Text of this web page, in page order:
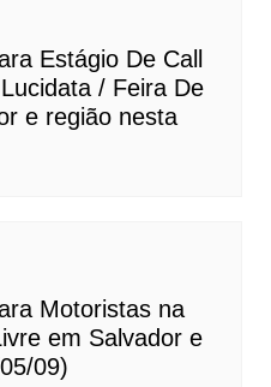
Estágio De Call
/ Feira De
e região nesta
Motoristas na
em Salvador e
09)